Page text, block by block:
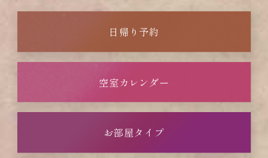
日帰り予約
空室カレンダー
お部屋タイプ